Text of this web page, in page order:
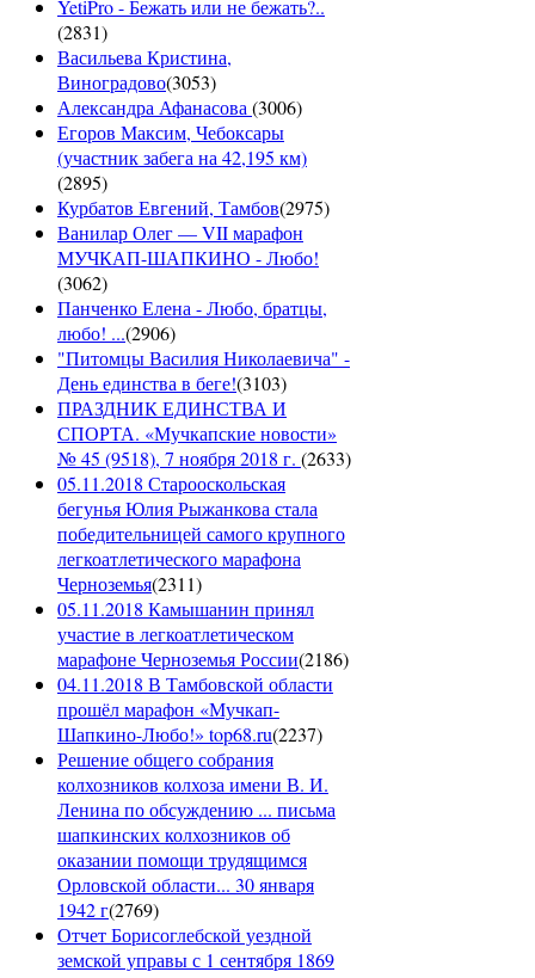
YetiPro - Бежать или не бежать?..
(2831)
Васильева Кристина,
Виноградово(3053)
Александра Афанасова(3006)
Егоров Максим, Чебоксары
(участник забега на 42,195 км)
(2895)
Курбатов Евгений, Тамбов(2975)
Ванилар Олег — VII марафон
МУЧКАП-ШАПКИНО - Любо!
(3062)
Панченко Елена - Любо, братцы,
любо! ...(2906)
"Питомцы Василия Николаевича" -
День единства в беге!(3103)
ПРАЗДНИК ЕДИНСТВА И
СПОРТА. «Мучкапские новости»
№ 45 (9518), 7 ноября 2018 г. (2633)
05.11.2018 Старооскольская
бегунья Юлия Рыжанкова стала
победительницей самого крупного
легкоатлетического марафона
Черноземья(2311)
05.11.2018 Камышанин принял
участие в легкоатлетическом
марафоне Черноземья России(2186)
04.11.2018 В Тамбовской области
прошёл марафон «Мучкап-
Шапкино-Любо!» top68.ru(2237)
Решение общего собрания
колхозников колхоза имени В. И.
Ленина по обсуждению ... письма
шапкинских колхозников об
оказании помощи трудящимся
Орловской области... 30 января
1942 г(2769)
Отчет Борисоглебской уездной
земской управы с 1 сентября 1869